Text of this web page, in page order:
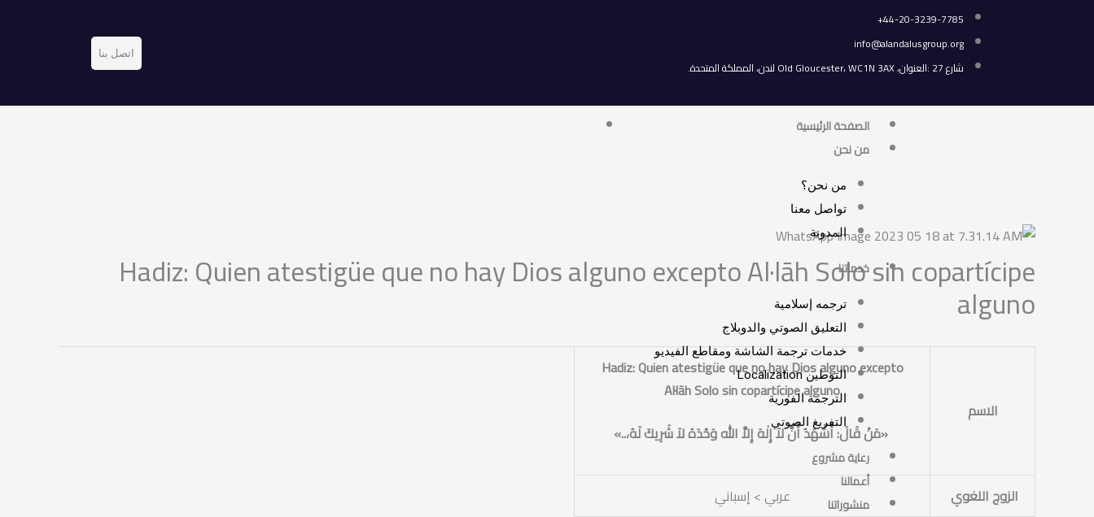
44-20-3239-7785+
info@alandalusgroup.org
شارع 27 :العنوان، Old Gloucester، WC1N 3AX لندن، المملكة المتحدة.
اتصل بنا
الصفحة الرئيسية
من نحن
من نحن؟
تواصل معنا
المدونة
خدماتنا
ترجمه إسلامية
التعليق الصوتي والدوبلاج
خدمات ترجمة الشاشة ومقاطع الفيديو
التوطين Localization
الترجمة الفورية
التفريغ الصوتي
رعاية مشروع
أعمالنا
منشوراتنا
Hadiz: Quien atestigüe que no hay Dios alguno excepto Al·lāh Solo sin copartícipe
alguno
الاسم
Hadiz: Quien atestigüe que no hay Dios alguno excepto
Al·lāh Solo sin copartícipealguno
«مَنْ قَالَ: أَشْهَدُ أَنَّ لاَ إِلٰهَ إِلاَّ الله وَحْدَهُ لاَ شَرِيكَ لَهُ،..»
الزوج اللغوي
عربي > إسباني